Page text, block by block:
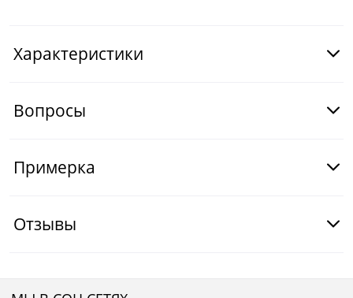
Характеристики
Вопросы
Примерка
Отзывы